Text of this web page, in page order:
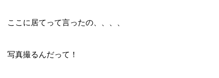
ここに居てって言ったの、、、、
写真撮るんだって！